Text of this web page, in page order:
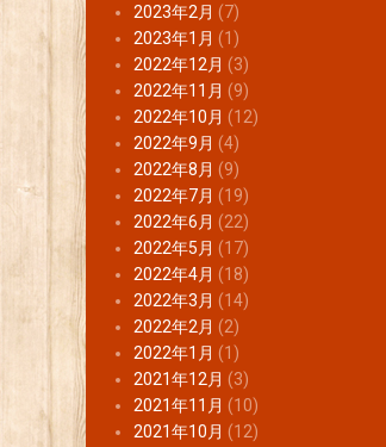
2023年2月 (7)
2023年1月 (1)
2022年12月 (3)
2022年11月 (9)
2022年10月 (12)
2022年9月 (4)
2022年8月 (9)
2022年7月 (19)
2022年6月 (22)
2022年5月 (17)
2022年4月 (18)
2022年3月 (14)
2022年2月 (2)
2022年1月 (1)
2021年12月 (3)
2021年11月 (10)
2021年10月 (12)